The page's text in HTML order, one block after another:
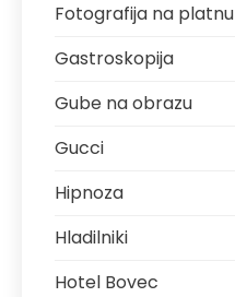
Fotografija na platnu
Gastroskopija
Gube na obrazu
Gucci
Hipnoza
Hladilniki
Hotel Bovec